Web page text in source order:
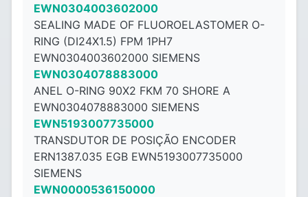
EWN0304003602000
SEALING MADE OF FLUOROELASTOMER O-
RING (DI24X1.5) FPM 1PH7
EWN0304003602000 SIEMENS
EWN0304078883000
ANEL O-RING 90X2 FKM 70 SHORE A
EWN0304078883000 SIEMENS
EWN5193007735000
TRANSDUTOR DE POSIÇÃO ENCODER
ERN1387.035 EGB EWN5193007735000
SIEMENS
EWN0000536150000